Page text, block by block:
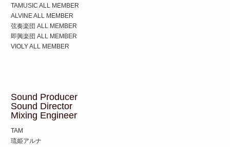
TAMUSIC ALL MEMBER
ALVINE ALL MEMBER
弦奏楽団 ALL MEMBER
即興楽団 ALL MEMBER
VIOLY ALL MEMBER
Sound Producer
Sound Director
Mixing Engineer
TAM
琉姫アルナ